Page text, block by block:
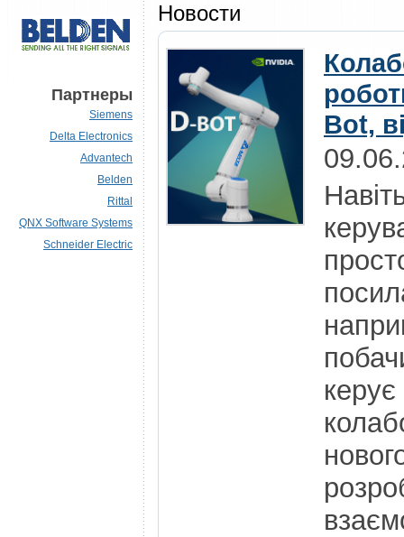
Партнеры
Siemens
Delta Electronics
Advantech
Belden
Rittal
QNX Software Systems
Schneider Electric
Новости
Bot,